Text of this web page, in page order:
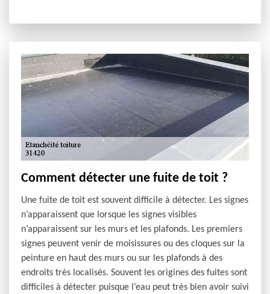
Comment détecter une fuite de toit ?
Une fuite de toit est souvent difficile à détecter. Les signes
n’apparaissent que lorsque les signes visibles
n’apparaissent sur les murs et les plafonds. Les premiers
signes peuvent venir de moisissures ou des cloques sur la
peinture en haut des murs ou sur les plafonds à des
endroits très localisés. Souvent les origines des fuites sont
difficiles à détecter puisque l’eau peut très bien avoir suivi